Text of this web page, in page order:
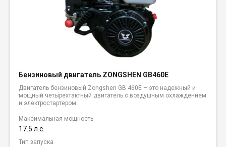
Бензиновый двигатель ZONGSHEN GB460E
Двигатель бензиновый Zongshen GB 460E – это надежный и
мощный четырехтактный двигатель с воздушным охлаждением
и электростартером.
Максимальная мощность
17.5 л.с.
Тип запуска